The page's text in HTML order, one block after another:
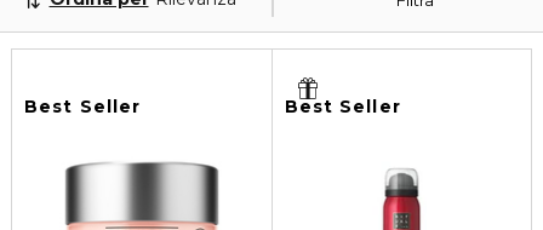
Best Seller Best Seller